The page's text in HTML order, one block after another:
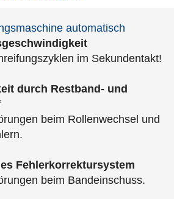
im Sekundentakt!
durch Restband- und
beim Rollenwechsel und
Fehlerkorrektursystem
beim Bandeinschuss.